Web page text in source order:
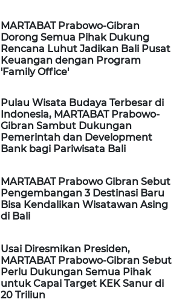
MARTABAT Prabowo-Gibran
Dorong Semua Pihak Dukung
Rencana Luhut Jadikan Bali Pusat
Keuangan dengan Program
'Family Office'
Pulau Wisata Budaya Terbesar di
Indonesia, MARTABAT Prabowo-
Gibran Sambut Dukungan
Pemerintah dan Development
Bank bagi Pariwisata Bali
MARTABAT Prabowo Gibran Sebut
Pengembangan 3 Destinasi Baru
Bisa Kendalikan Wisatawan Asing
di Bali
Usai Diresmikan Presiden,
MARTABAT Prabowo-Gibran Sebut
Perlu Dukungan Semua Pihak
untuk Capai Target KEK Sanur di
20 Triliun